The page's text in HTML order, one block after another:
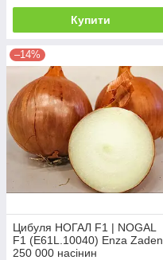
Купити
–14%
Цибуля НОГАЛ F1 | NOGAL
F1 (E61L.10040) Enza Zaden
250 000 насінин